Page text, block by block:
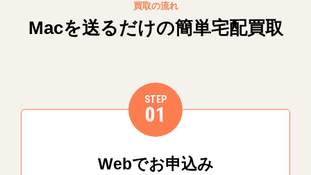
買取の流れ
Macを送るだけの簡単宅配買取
STEP
01
Webでお申込み